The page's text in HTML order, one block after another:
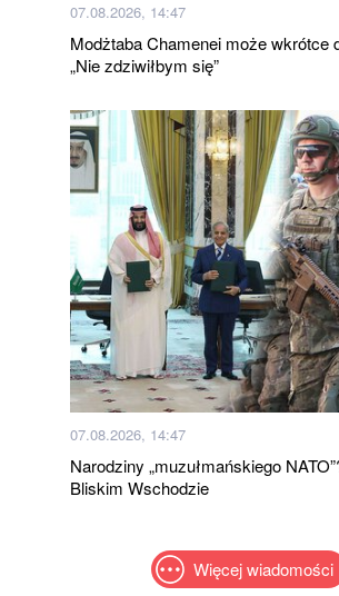
07.08.2026, 14:47
Modżtaba Chamenei może wkrótce
„Nie zdziwiłbym się”
07.08.2026, 14:47
Narodziny „muzułmańskiego
Bliskim Wschodzie
Więcej wiadomości